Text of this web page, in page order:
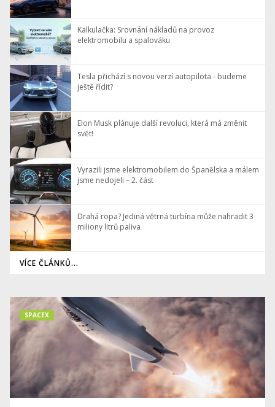
Kalkulačka: Srovnání nákladů na provoz
elektromobilu a spalováku
Tesla přichází s novou verzí autopilota - budeme
ještě řídit?
Elon Musk plánuje další revoluci, která má změnit
svět!
Vyrazili jsme elektromobilem do Španělska a málem
jsme nedojeli – 2. část
Drahá ropa? Jediná větrná turbína může nahradit 3
miliony litrů paliva
VÍCE ČLÁNKŮ...
SPACEX